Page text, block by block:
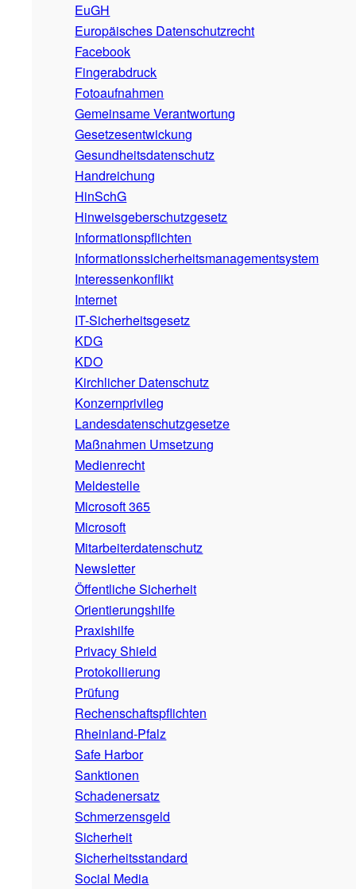
EuGH
Europäisches Datenschutzrecht
Facebook
Fingerabdruck
Fotoaufnahmen
Gemeinsame Verantwortung
Gesetzesentwickung
Gesundheitsdatenschutz
Handreichung
HinSchG
Hinweisgeberschutzgesetz
Informationspflichten
Informationssicherheitsmanagementsystem
Interessenkonflikt
Internet
IT-Sicherheitsgesetz
KDG
KDO
Kirchlicher Datenschutz
Konzernprivileg
Landesdatenschutzgesetze
Maßnahmen Umsetzung
Medienrecht
Meldestelle
Microsoft 365
Microsoft
Mitarbeiterdatenschutz
Newsletter
Öffentliche Sicherheit
Orientierungshilfe
Praxishilfe
Privacy Shield
Protokollierung
Prüfung
Rechenschaftspflichten
Rheinland-Pfalz
Safe Harbor
Sanktionen
Schadenersatz
Schmerzensgeld
Sicherheit
Sicherheitsstandard
Social Media